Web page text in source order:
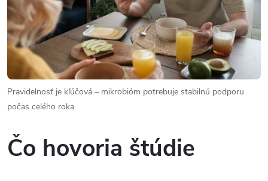
Pravidelnosť je kľúčová – mikrobióm potrebuje stabilnú podporu
počas celého roka.
Čo hovoria štúdie